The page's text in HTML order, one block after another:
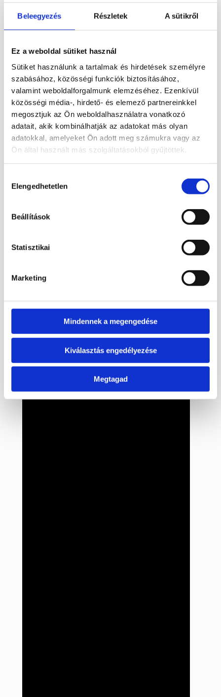
Beleegyezés Részletek A sütikről
Ez a weboldal sütiket használ
Sütiket használunk a tartalmak és hirdetések személyre
szabásához, közösségi funkciók biztosításához,
valamint weboldalforgalmunk elemzéséhez. Ezenkívül
közösségi média-, hirdető- és elemező partnereinkkel
megosztjuk az Ön weboldalhasználatra vonatkozó
adatait, akik kombinálhatják az adatokat más olyan
adatokkal, amelyeket Ön adott meg számukra vagy az
Ön által használt más szolgáltatásokból gyűjtöttek.
kiválasztása
Elengedhetetlen
Beállítások
Statisztikai
Marketing
Mindennek a megengedése
Kiválasztás engedélyezése
Megtagad
természetközeli hangulat.
Ajándéknak is izgalmas választás lehet.
Ajánlható ásványkedvelőknek, gyűjtőknek és
lakásdekorációkat. Születésnapra, új
otthonba vagy meditációs térbe is szép ötlet.
A különleges felület miatt könnyen
beszélgetésindító darabbá válhat.
Fontos, hogy ez a felületi jelleg a termék
különlegessége. Nem hibáról van szó. A
darab nem a teljesen magasfényű polírozott
kategóriába tartozik. Inkább egy tudatosan
meghagyott, rusztikusabb, természetesebb
megjelenést képvisel.
Instagram
Tulajdonságok:
Méret: 8 cm
Forma: golyó
Szín: zöldes, rubinos, bordós-lilás, fekete
Amennyiben nagyobb terméket szeretnél,
érdeklődj nyugodtan emailben.